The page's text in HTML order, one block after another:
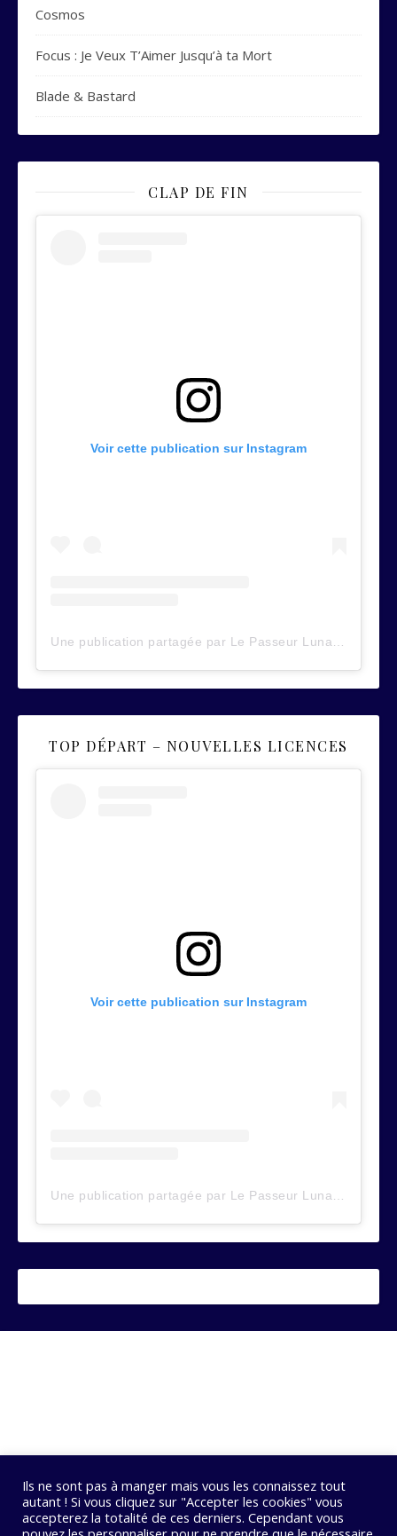
Cosmos
Focus : Je Veux T’Aimer Jusqu’à ta Mort
Blade & Bastard
CLAP DE FIN
Voir cette publication sur Instagram
TOP DÉPART – NOUVELLES LICENCES
Voir cette publication sur Instagram
Ils ne sont pas à manger mais vous les connaissez tout
autant ! Si vous cliquez sur "Accepter les cookies" vous
accepterez la totalité de ces derniers. Cependant vous